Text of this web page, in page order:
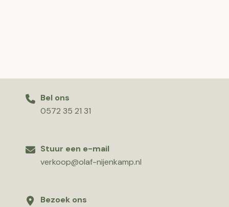
Bel ons
0572 35 21 31
Stuur een e-mail
verkoop@olaf-nijenkamp.nl
Bezoek ons